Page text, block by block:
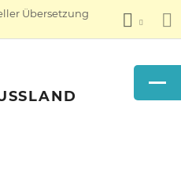
Übersetzung